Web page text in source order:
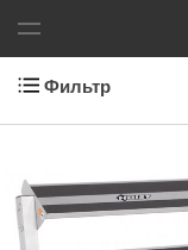
Фильтр